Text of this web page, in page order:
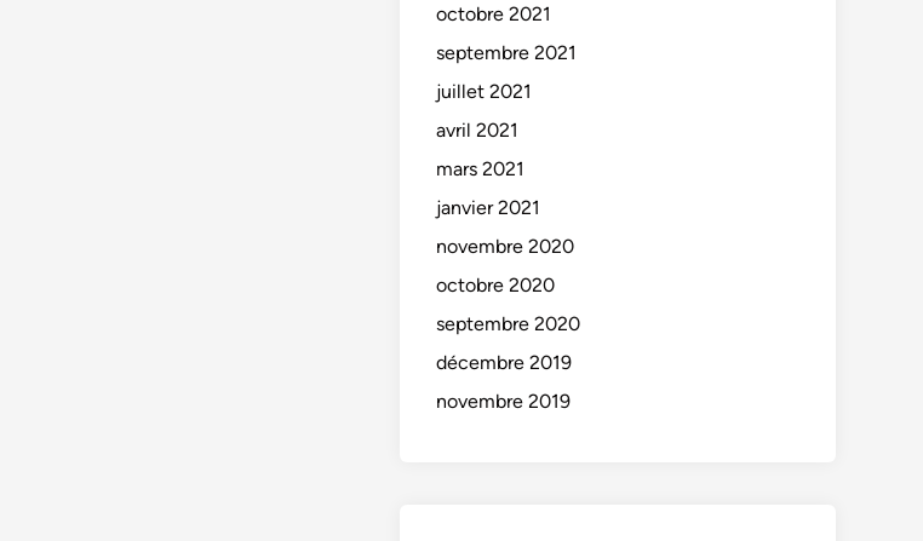
octobre 2021
septembre 2021
juillet 2021
avril 2021
mars 2021
janvier 2021
novembre 2020
octobre 2020
septembre 2020
décembre 2019
novembre 2019